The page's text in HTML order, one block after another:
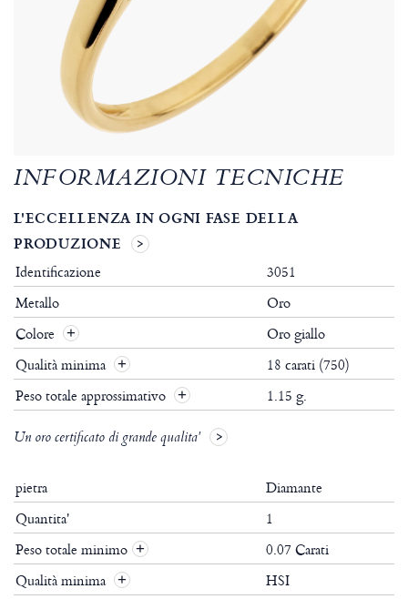
INFORMAZIONI TECNICHE
L'ECCELLENZA IN OGNI FASE DELLA
PRODUZIONE
Identificazione
3051
Metallo
Oro
Colore
Oro giallo
Qualità minima
18 carati (750)
Peso totale approssimativo
1.15 g.
Un oro certificato di grande qualita'
pietra
Diamante
Quantita'
1
Peso totale minimo +
0.07 Carati
Qualità minima + HSI